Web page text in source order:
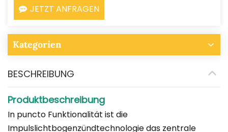
JETZT ANFRAGEN
Kategorien
BESCHREIBUNG
Produktbeschreibung
In puncto Funktionalität ist die
Impulslichtbogenzündtechnologie das zentrale